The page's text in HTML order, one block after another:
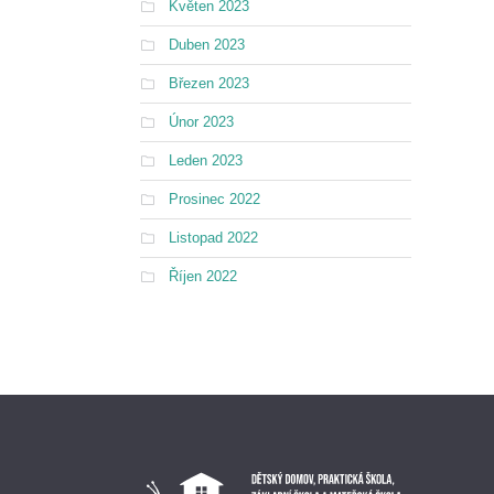
Květen 2023
Duben 2023
Březen 2023
Únor 2023
Leden 2023
Prosinec 2022
Listopad 2022
Říjen 2022